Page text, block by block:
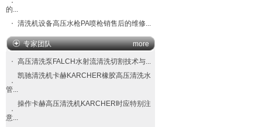
的...
清洗机设备高压水枪PA喷枪销售后的维修...
专家团队 more
高压清洗泵FALCH​水射流清洗切割技术与...
凯驰清洗机卡赫KARCHER橡胶高压清洗水
管...
操作卡赫高压清洗机KARCHER时应特别注
意...